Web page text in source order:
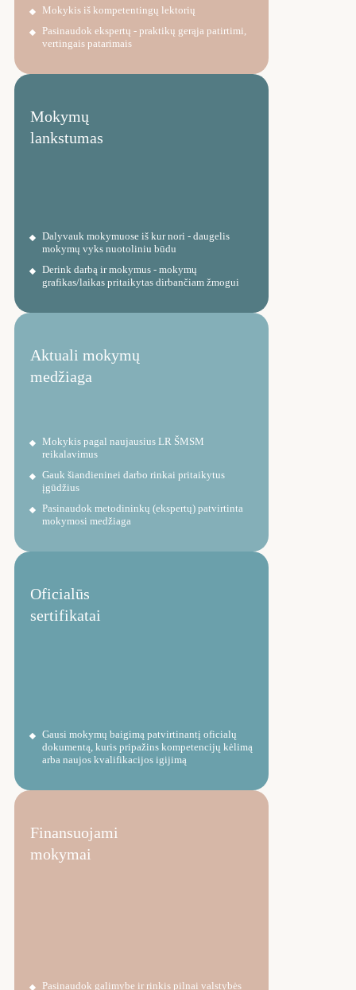
Mokykis iš kompetentingų lektorių
Pasinaudok ekspertų - praktikų gerąja patirtimi,
vertingais patarimais
Mokymų
lankstumas
Dalyvauk mokymuose iš kur nori - daugelis
mokymų vyks nuotoliniu būdu
Derink darbą ir mokymus - mokymų
grafikas/laikas pritaikytas dirbančiam žmogui
Aktuali mokymų
medžiaga
Mokykis pagal naujausius LR ŠMSM
reikalavimus
Gauk šiandieninei darbo rinkai pritaikytus
įgūdžius
Pasinaudok metodininkų (ekspertų) patvirtinta
mokymosi medžiaga
Oficialūs
sertifikatai
Gausi mokymų baigimą patvirtinantį oficialų
dokumentą, kuris pripažins kompetencijų kėlimą
arba naujos kvalifikacijos igijimą
Finansuojami
mokymai
Pasinaudok galimybe ir rinkis pilnai valstybės